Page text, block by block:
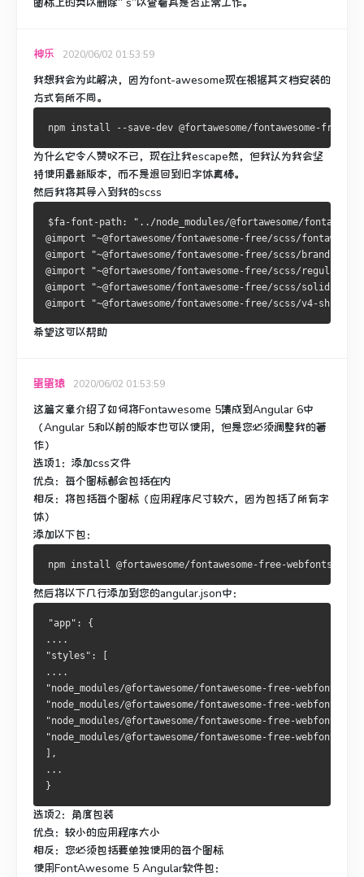
神乐 2020/06/02 01:53:59
我想我会为此解决，因为font-awesome现在根据其文档安装的
方式有所不同。
为什么它令人赞叹不已，现在让我escape然，但我认为我会坚
持使用最新版本，而不是退回到旧字体真棒。
然后我将其导入到我的scss
$fa-font-path: "../node_modules/@fortawesome/
@import "~@fortawesome/fontawesome-free/scss/
@import "~@fortawesome/fontawesome-free/scss/brands";
@import "~@fortawesome/fontawesome-free/scss/regular";
@import "~@fortawesome/fontawesome-free/scss/solid";
@import "~@fortawesome/fontawesome-free/scss/v4-shims";
希望这可以帮助
蛋蛋猿 2020/06/02 01:53:59
这篇文章介绍了如何将Fontawesome 5集成到Angular 6中
（Angular 5和以前的版本也可以使用，但是您必须调整我的著
作）
选项1：添加css文件
优点：每个图标都会包括在内
相反：将包括每个图标（应用程序尺寸较大，因为包括了所有字
体）
添加以下包：
然后将以下几行添加到您的angular.json中：
"app": {
....
"styles": [
....
"node_modules/@fortawesome/fontawesome-free-webfonts/
"node_modules/@fortawesome/fontawesome-free-
"node_modules/@fortawesome/fontawesome-free-webfonts/
"node_modules/@fortawesome/fontawesome-free-webfonts/
],
...
}
选项2：角度包装
优点：较小的应用程序大小
相反：您必须包括要单独使用的每个图标
使用FontAwesome 5 Angular软件包：